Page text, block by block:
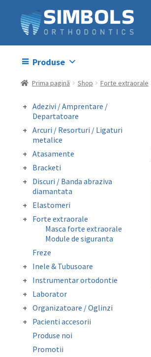
Produse
Prima pagină Shop Forte extraorale
Adezivi / Amprentare /
Departatoare
Adezivi bracketi
Adezivi inel molar
Amprentare
Departatoare
Arcuri / Resorturi / Ligaturi
metalice
Arcuri preformate
fizionomice
Arcuri preformate
metalice
Fire otel drepte
preformate
Resorturi
Atasamente
Butoni colabili
Carlige crimpabile
Contentie
Mini stops
Obiceiuri vicioase
Bracketi
Bracketi autoligaturanti
Bracketi fizionomici
Bracketi metalici
Discuri / Banda abraziva
diamantata
Banda perforata abraziva
metalica diamantata
Elastomeri
Catene
Elastice extraorale
Elastice intraorale
Ligaturi elastice
Lip Bumper Tubing
Separatoare
Forte extraorale
Masca forte extraorale
Module de siguranta
Freze
Inele & Tubusoare
Inele molar
Tubusor molar 1 si 2
Instrumentar ortodontie
Clesti
Instrumentar auxiliar
Pense
Sonde/Explorer/Director
Laborator
Accesorii laborator
Folii copolyester /
polypropylene /
Mouthguard Soft EVA
Organizatoare / Oglinzi
Oglinzi fotografie
Organizatoare
Pacienti accesorii
Ceara ortodontica
Cutie depozitare aparat
mobil
Produse noi
Promotii